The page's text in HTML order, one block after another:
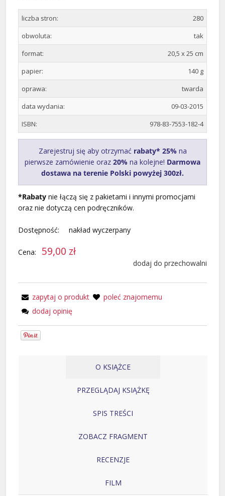
liczba stron:
280
obwoluta:
tak
format:
20,5 x 25 cm
papier:
140 g
oprawa:
twarda
data wydania:
09-03-2015
ISBN:
978-83-7553-182-4
Zarejestruj się aby otrzymać rabaty* 25%na
pierwsze zamówienie oraz 20% na kolejne! Darmowa
dostawa na terenie Polski powyżej 300zł.
*Rabaty nie łączą się z pakietami i innymi promocjami
oraz nie dotyczą cen podręczników.
Dostępność: nakład wyczerpany
Cena: 59,00 zł
dodaj do przechowalni
zapytaj o produkt
poleć znajomemu
dodaj opinię
O KSIĄŻCE
PRZEGLĄDAJ KSIĄŻKĘ
SPIS TREŚCI
ZOBACZ FRAGMENT
RECENZJE
FILM